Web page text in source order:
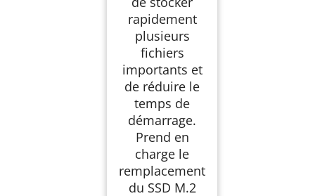
rapidement
plusieurs
fichiers
importants et
de réduire le
temps de
démarrage.
Prend en
charge le
remplacement
du SSD M.2